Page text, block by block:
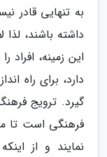
به تنهایی قادر
داشته باشند،
این زمینه، افراد
دارد، برای راه
گیرد. ترویج
فرهنگی است تا
نمایند و از